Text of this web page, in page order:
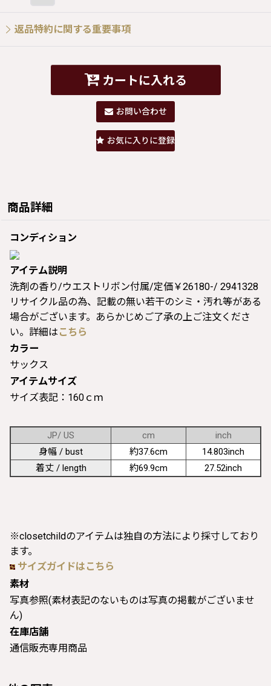
返品特約に関する重要事項
カートに入れる
お問い合わせ
お気に入りに登録
商品詳細
コンディション
アイテム説明
洗剤の香り/ウエストリボン付属/定価￥26180-/ 2941328
リサイクル品の為、記載の無い若干のシミ・汚れ等がある
場合がございます。あらかじめご了承の上ご注文くださ
い。詳細は こちら
カラー
サックス
アイテムサイズ
サイズ表記：160ｃｍ
JP/ US cm
inch
身幅 / bust
約37.6cm
14.803inch
着丈 / length
約69.9cm 27.52inch
※closetchildのアイテムは独自の方法により採寸しており
ます。
サイズガイドはこちら
素材
写真参照(素材表記のないものは写真の掲載がございませ
ん)
在庫店舗
通信販売専用商品